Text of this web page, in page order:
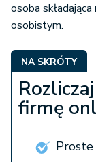
osoba
osobistym.
NA SKRÓTY
firmę